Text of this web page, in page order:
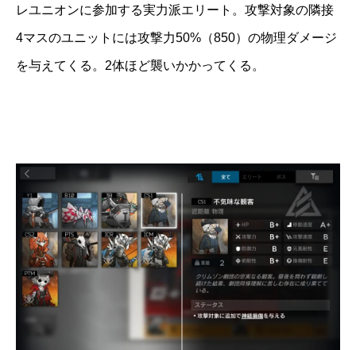
レユニオンに参加する実力派エリート。攻撃対象の隣接
4マスのユニットには攻撃力50%（850）の物理ダメージ
を与えてくる。2体ほど襲いかかってくる。